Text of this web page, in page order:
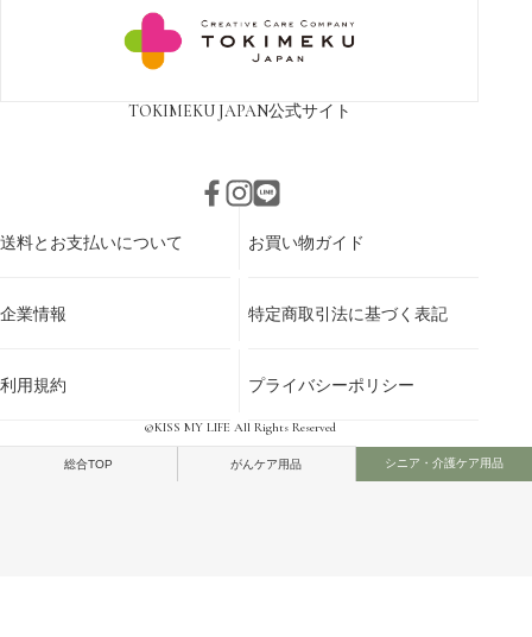
TOKIMEKU JAPAN公式サイト
©KISS MY LIFE All Rights Reserved
送料とお支払いについて お買い物ガイド
企業情報 特定商取引法に基づく表記
利用規約 プライバシーポリシー
総合TOP がんケア用品 シニア・介護ケア用品